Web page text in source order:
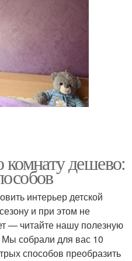
комнату дешево:
интерьер детской
и при этом не
— читайте нашу полезную
Мы собрали для вас 10
способов преобразить